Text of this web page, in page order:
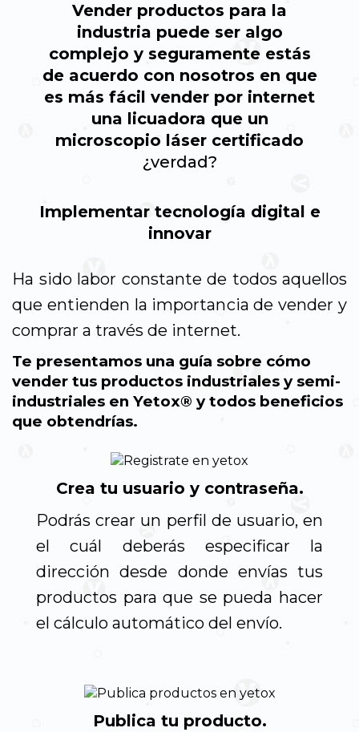
Vender productos para la
industria puede ser algo
complejo y seguramente estás
de acuerdo con nosotros en que
es más fácil vender por internet
una licuadora que un
microscopio láser certificado
¿verdad?
Implementar tecnología digital e
innovar
Ha sido labor constante de todos aquellos
que entienden la importancia de vender y
comprar a través de internet.
Te presentamos una guía sobre cómo
vender tus productos industriales y semi-
industriales en Yetox® y todos beneficios
que obtendrías.
Crea tu usuario y contraseña.
Podrás crear un perfil de usuario, en
el cuál deberás especificar la
dirección desde donde envías tus
productos para que se pueda hacer
el cálculo automático del envío.
Publica tu producto.